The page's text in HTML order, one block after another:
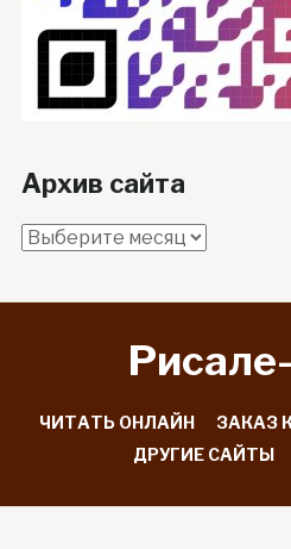
Архив сайта
Архив
ЧИТАТЬ ОНЛАЙН ЗАКАЗ
ДРУГИЕ САЙТЫ